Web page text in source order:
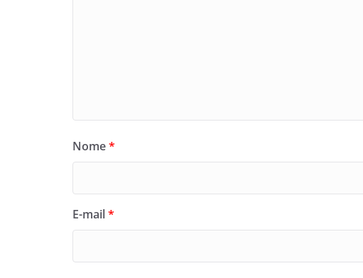
Nome*
E-mail*